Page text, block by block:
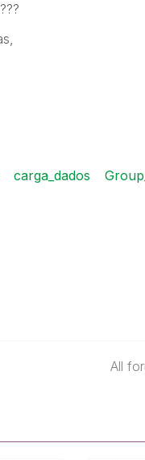
carga_dados
All